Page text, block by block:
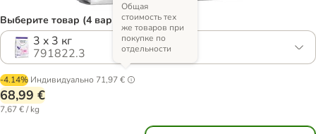
Выберите товар (4 вариантов)
3 x 3 кг
791822.3
-4.14% Индивидуально 71,97 €
Общая
стоимость тех
же товаров при
покупке по
отдельности
68,99 €
7,67 € / kg